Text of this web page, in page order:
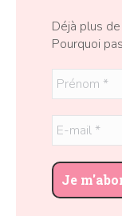
Déjà plus
Pourquoi